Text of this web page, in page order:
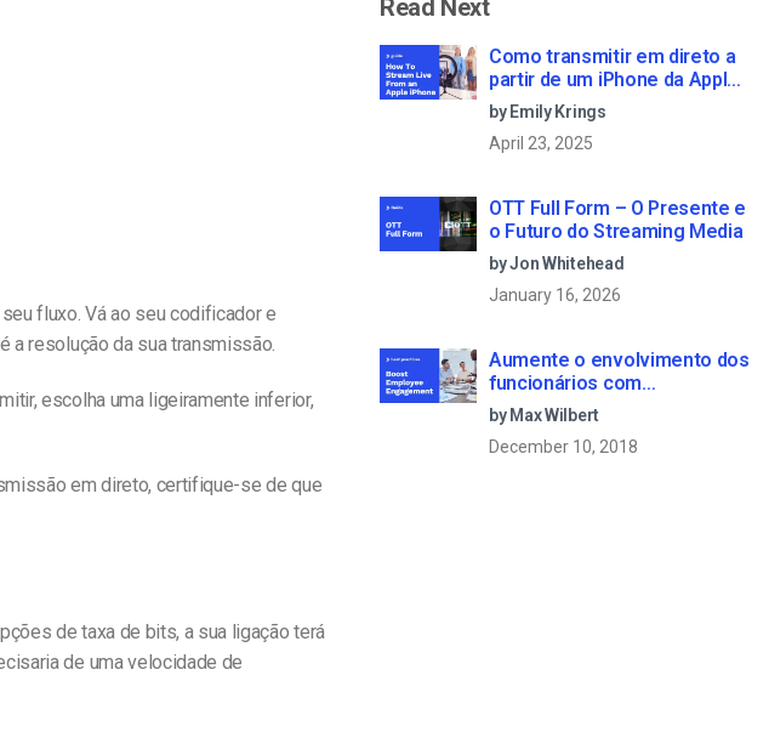
fluxo. Vá ao seu codificador e
a resolução da sua transmissão.
escolha uma ligeiramente inferior,
em direto, certifique-se de que
de taxa de bits, a sua ligação terá
de uma velocidade de
Read Next
Como transmitir em direto a
partir de um iPhone da Apple
em 6 passos simples
by Emily Krings
April 23, 2025
OTT Full Form – O Presente e
o Futuro do Streaming Media
by Jon Whitehead
January 16, 2026
Aumente o envolvimento dos
funcionários com
comunicações empresariais
em direto
by Max Wilbert
December 10, 2018